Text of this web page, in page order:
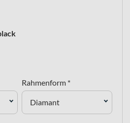
Rahmenform *
Diamant